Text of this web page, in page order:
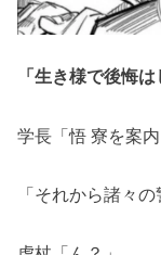
「生き様で後悔は
学長「悟 寮を案内
「それから諸々